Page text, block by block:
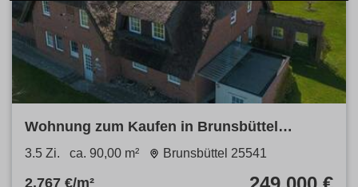
Wohnung zum Kaufen in Brunsbüttel
249.000 € 90 m²
3.5 Zi. ca. 90,00 m² Brunsbüttel 25541
2.767 €/m²